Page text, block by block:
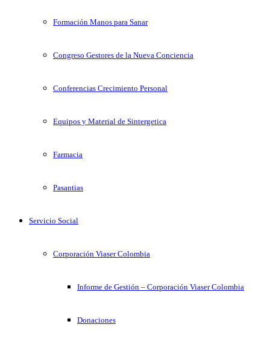
Formación Manos para Sanar
Congreso Gestores de la Nueva Conciencia
Conferencias Crecimiento Personal
Equipos y Material de Sintergetica
Farmacia
Pasantias
Servicio Social
Corporación Viaser Colombia
Informe de Gestión – Corporación Viaser Colombia
Donaciones